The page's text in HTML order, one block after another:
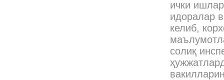
ички
идоралар
келиб,
солиқ